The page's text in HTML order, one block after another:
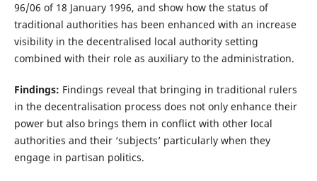
96/06 of 18 January 1996, and show how the status of
traditional authorities has been enhanced with an increase
visibility in the decentralised local authority setting
combined with their role as auxiliary to the administration.
Findings: Findings reveal that bringing in traditional rulers
in the decentralisation process does not only enhance their
power but also brings them in conflict with other local
authorities and their ‘subjects’ particularly when they
engage in partisan politics.